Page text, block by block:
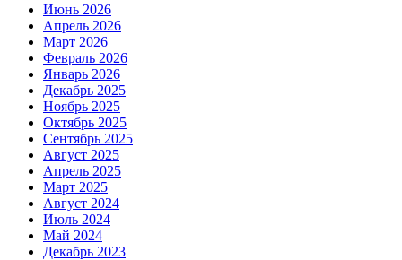
Июнь 2026
Апрель 2026
Март 2026
Февраль 2026
Январь 2026
Декабрь 2025
Ноябрь 2025
Октябрь 2025
Сентябрь 2025
Август 2025
Апрель 2025
Март 2025
Август 2024
Июль 2024
Май 2024
Декабрь 2023